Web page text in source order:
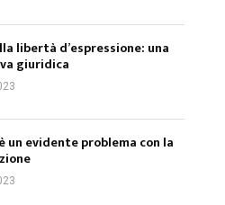
libertà d’espressione: una
giuridica
un evidente problema con la